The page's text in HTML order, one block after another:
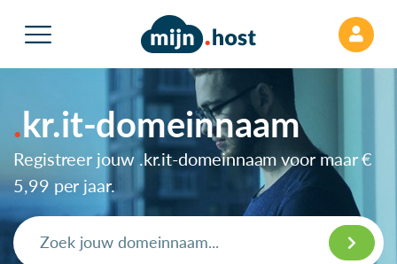
kr.it-domeinnaam
Registreer jouw .kr.it-domeinnaam voor maar€
5,99 per jaar.